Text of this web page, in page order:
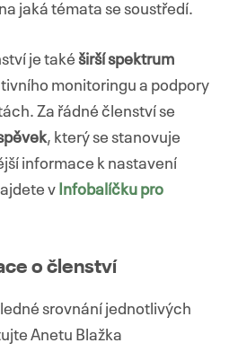
jaká témata se soustředí.
je také širší spektrum
monitoringu a podpory
Za řádné členství se
, který se stanovuje
informace k nastavení
v Infobalíčku pro
o členství
srovnání jednotlivých
Anetu Blažka